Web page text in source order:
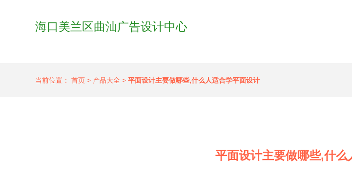
海口美兰区曲汕广告设计中心
当前位置： 首页 > 产品大全 > 平面设计主要做哪些,什么人适合学平面设计
平面设计主要做哪些,什么